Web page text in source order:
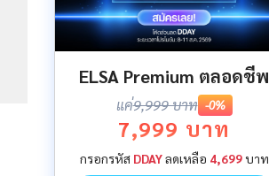
ELSA Premium ตลอดชีพ
แค่9,999 บาท -0%
7,999 บาท
กรอกรหัส DDAYลดเหลือ 4,699บาท